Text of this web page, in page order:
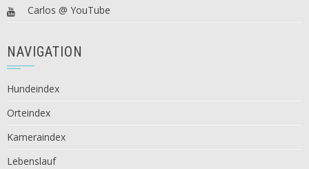
Carlos @ YouTube
NAVIGATION
Hundeindex
Orteindex
Kameraindex
Lebenslauf